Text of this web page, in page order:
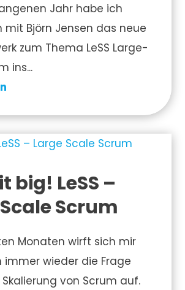
Jahr habe ich
mit Björn Jensen das neue
zum Thema LeSS Large-
ins...
big! LeSS –
Scrum
Monaten wirft sich mir
immer wieder die Frage
von Scrum auf.